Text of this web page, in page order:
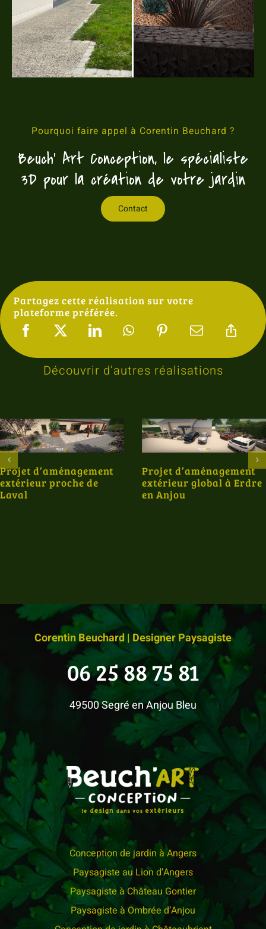
Pourquoi faire appel à Corentin Beuchard ?
Beuch’ Art Conception, le spécialiste
3D pour la création de votre jardin
Contact
Partagez cette réalisation sur votre
plateforme préférée.
Découvrir d’autres réalisations
Projet d’aménagement
extérieur proche de
Laval
Projet d’aménagement
extérieur global à Erdre
en Anjou
Corentin Beuchard | Designer Paysagiste
06 25 88 75 81
49500 Segré en Anjou Bleu
Conception de jardin à Angers
Paysagiste au Lion d’Angers
Paysagiste à Château Gontier
Paysagiste à Ombrée d’Anjou